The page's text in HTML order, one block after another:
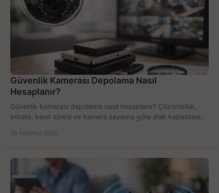
Güvenlik Kamerası Depolama Nasıl
Hesaplanır?
Güvenlik kamerası depolama nasıl hesaplanır? Çözünürlük,
bitrate, kayıt süresi ve kamera sayısına göre disk kapasitesini
26 Temmuz 2026